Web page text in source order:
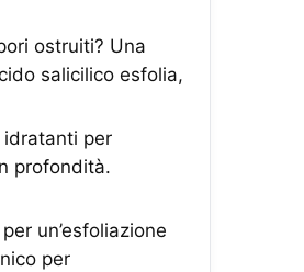
ostruiti? Una
salicilico esfolia,
idratanti per
profondità.
un’esfoliazione
per